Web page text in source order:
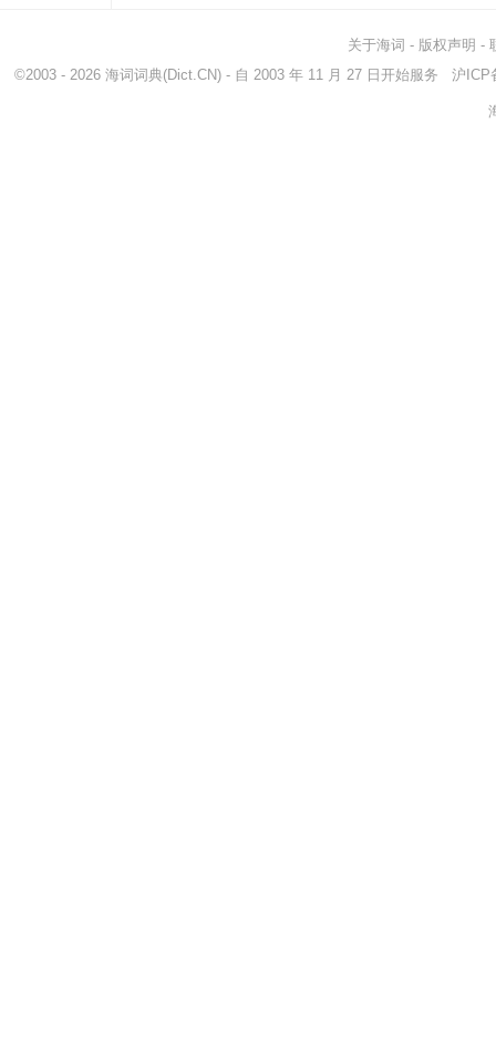
关于海词 - 版权声明 -
©2003 - 2026 海词词典(Dict.CN) - 自 2003 年 11 月 27 日开始服务 沪ICP